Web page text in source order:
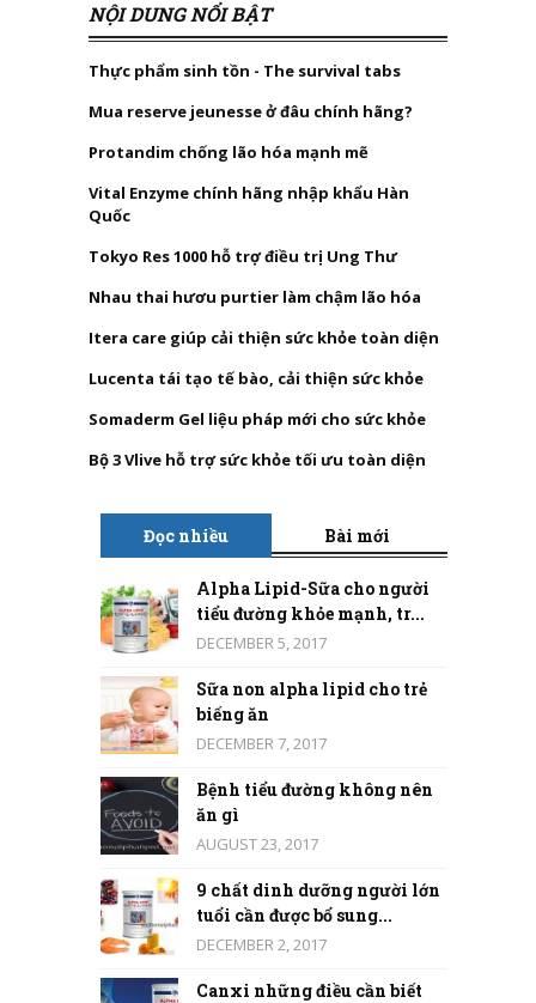
NỘI DUNG NỔI BẬT
Thực phẩm sinh tồn - The survival tabs
Mua reserve jeunesse ở đâu chính hãng?
Protandim chống lão hóa mạnh mẽ
Vital Enzyme chính hãng nhập khẩu Hàn
Quốc
Tokyo Res 1000 hỗ trợ điều trị Ung Thư
Nhau thai hươu purtier làm chậm lão hóa
Itera care giúp cải thiện sức khỏe toàn diện
Lucenta tái tạo tế bào, cải thiện sức khỏe
Somaderm Gel liệu pháp mới cho sức khỏe
Bộ 3 Vlive hỗ trợ sức khỏe tối ưu toàn diện
Đọc nhiều Bài mới
Alpha Lipid-Sữa cho người
tiểu đường khỏe mạnh, tr...
DECEMBER 5, 2017
Sữa non alpha lipid cho trẻ
biếng ăn
DECEMBER 7, 2017
Bệnh tiểu đường không nên
ăn gì
AUGUST 23, 2017
9 chất dinh dưỡng người lớn
tuổi cần được bổ sung...
DECEMBER 2, 2017
Canxi những điều cần biết